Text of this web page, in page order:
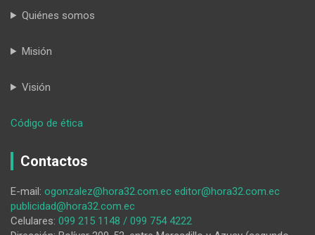
Quiénes somos
Misión
Visión
Código de ética
11-
Contactos
E-mail: ogonzalez@hora32.com.ec editor@hora32.com.ec
publicidad@hora32.com.ec
Celulares: 099 215 1148 / 099 754 4222